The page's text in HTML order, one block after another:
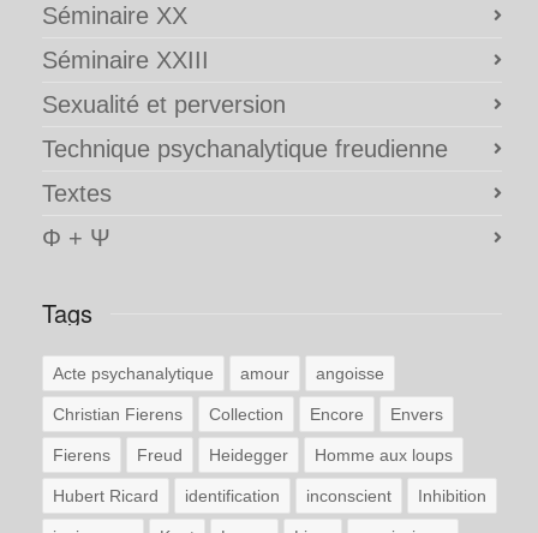
Séminaire XX
Séminaire XXIII
Sexualité et perversion
Technique psychanalytique freudienne
Textes
Φ + Ψ
Tags
Acte psychanalytique amour angoisse
Christian Fierens Collection Encore Envers
Fierens Freud Heidegger Homme aux loups
Hubert Ricard identification inconscient Inhibition